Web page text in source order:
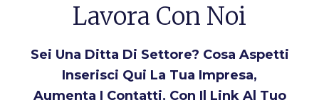
Lavora Con Noi
Sei Una Ditta Di Settore? Cosa Aspetti
Inserisci Qui La Tua Impresa,
Aumenta I Contatti, Con Il Link Al Tuo